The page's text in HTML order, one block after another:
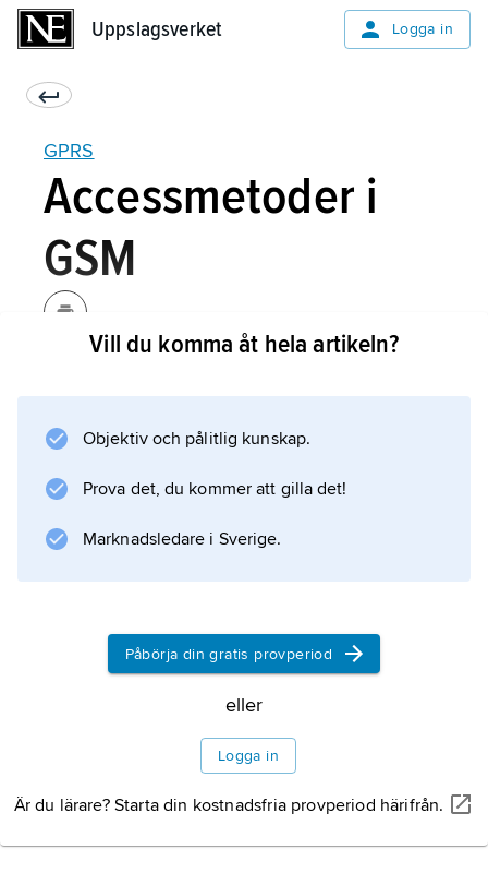
Uppslagsverket Logga in
GPRS
Accessmetoder i
GSM
kommunikation mellan flera mobila enheter
och en basstation utan att de stör varandra:
Vill du komma åt hela artikeln?
Objektiv och pålitlig kunskap.
Prova det, du kommer att gilla det!
Marknadsledare i Sverige.
Påbörja din gratis provperiod
eller
Logga in
Är du lärare? Starta din kostnadsfria provperiod härifrån.